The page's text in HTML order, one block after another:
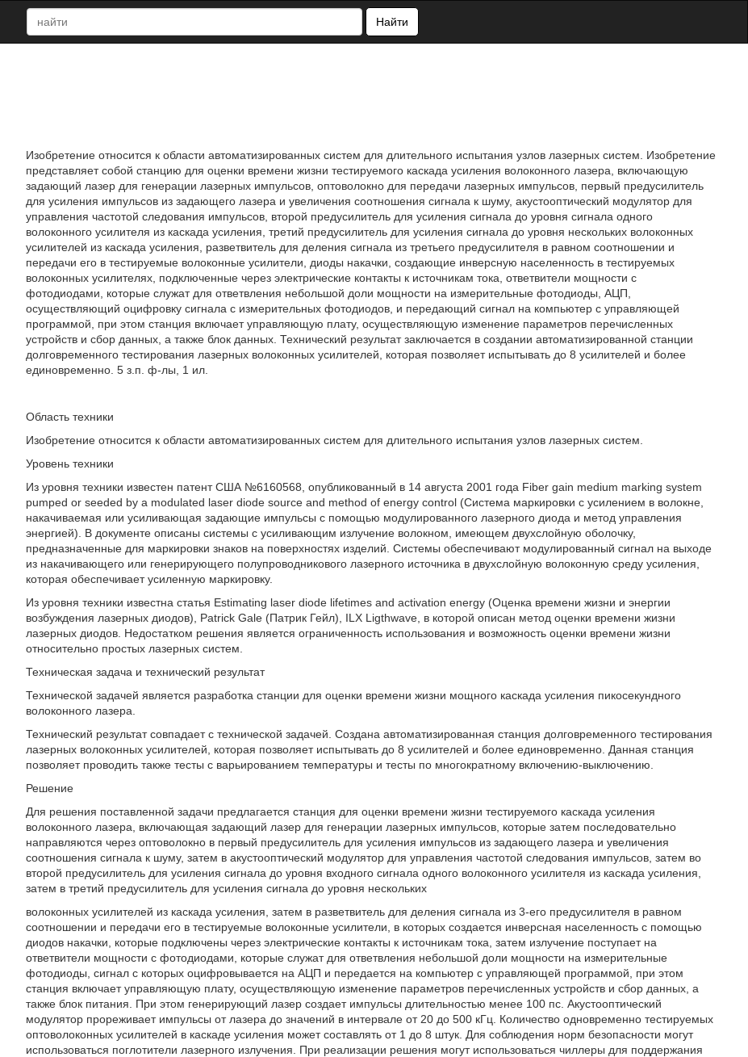
Найти
Изобретение относится к области автоматизированных систем для длительного испытания узлов лазерных систем. Изобретение
представляет собой станцию для оценки времени жизни тестируемого каскада усиления волоконного лазера, включающую
задающий лазер для генерации лазерных импульсов, оптоволокно для передачи лазерных импульсов, первый предусилитель
для усиления импульсов из задающего лазера и увеличения соотношения сигнала к шуму, акустооптический модулятор для
управления частотой следования импульсов, второй предусилитель для усиления сигнала до уровня сигнала одного
волоконного усилителя из каскада усиления, третий предусилитель для усиления сигнала до уровня нескольких волоконных
усилителей из каскада усиления, разветвитель для деления сигнала из третьего предусилителя в равном соотношении и
передачи его в тестируемые волоконные усилители, диоды накачки, создающие инверсную населенность в тестируемых
волоконных усилителях, подключенные через электрические контакты к источникам тока, ответвители мощности с
фотодиодами, которые служат для ответвления небольшой доли мощности на измерительные фотодиоды, АЦП,
осуществляющий оцифровку сигнала с измерительных фотодиодов, и передающий сигнал на компьютер с управляющей
программой, при этом станция включает управляющую плату, осуществляющую изменение параметров перечисленных
устройств и сбор данных, а также блок данных. Технический результат заключается в создании автоматизированной станции
долговременного тестирования лазерных волоконных усилителей, которая позволяет испытывать до 8 усилителей и более
единовременно. 5 з.п. ф-лы, 1 ил.
Область техники
Изобретение относится к области автоматизированных систем для длительного испытания узлов лазерных систем.
Уровень техники
Из уровня техники известен патент США №6160568, опубликованный в 14 августа 2001 года Fiber gain medium marking system
pumped or seeded by a modulated laser diode source and method of energy control (Система маркировки с усилением в волокне,
накачиваемая или усиливающая задающие импульсы с помощью модулированного лазерного диода и метод управления
энергией). В документе описаны системы с усиливающим излучение волокном, имеющем двухслойную оболочку,
предназначенные для маркировки знаков на поверхностях изделий. Системы обеспечивают модулированный сигнал на выходе
из накачивающего или генерирующего полупроводникового лазерного источника в двухслойную волоконную среду усиления,
которая обеспечивает усиленную маркировку.
Из уровня техники известна статья Estimating laser diode lifetimes and activation energy (Оценка времени жизни и энергии
возбуждения лазерных диодов), Patrick Gale (Патрик Гейл), ILX Ligthwave, в которой описан метод оценки времени жизни
лазерных диодов. Недостатком решения является ограниченность использования и возможность оценки времени жизни
относительно простых лазерных систем.
Техническая задача и технический результат
Технической задачей является разработка станции для оценки времени жизни мощного каскада усиления пикосекундного
волоконного лазера.
Технический результат совпадает с технической задачей. Создана автоматизированная станция долговременного тестирования
лазерных волоконных усилителей, которая позволяет испытывать до 8 усилителей и более единовременно. Данная станция
позволяет проводить также тесты с варьированием температуры и тесты по многократному включению-выключению.
Решение
Для решения поставленной задачи предлагается станция для оценки времени жизни тестируемого каскада усиления
волоконного лазера, включающая задающий лазер для генерации лазерных импульсов, которые затем последовательно
направляются через оптоволокно в первый предусилитель для усиления импульсов из задающего лазера и увеличения
соотношения сигнала к шуму, затем в акустооптический модулятор для управления частотой следования импульсов, затем во
второй предусилитель для усиления сигнала до уровня входного сигнала одного волоконного усилителя из каскада усиления,
затем в третий предусилитель для усиления сигнала до уровня нескольких
волоконных усилителей из каскада усиления, затем в разветвитель для деления сигнала из 3-его предусилителя в равном
соотношении и передачи его в тестируемые волоконные усилители, в которых создается инверсная населенность с помощью
диодов накачки, которые подключены через электрические контакты к источникам тока, затем излучение поступает на
ответвители мощности с фотодиодами, которые служат для ответвления небольшой доли мощности на измерительные
фотодиоды, сигнал с которых оцифровывается на АЦП и передается на компьютер с управляющей программой, при этом
станция включает управляющую плату, осуществляющую изменение параметров перечисленных устройств и сбор данных, а
также блок питания. При этом генерирующий лазер создает импульсы длительностью менее 100 пс. Акустооптический
модулятор прореживает импульсы от лазера до значений в интервале от 20 до 500 кГц. Количество одновременно тестируемых
оптоволоконных усилителей в каскаде усиления может составлять от 1 до 8 штук. Для соблюдения норм безопасности могут
использоваться поглотители лазерного излучения. При реализации решения могут использоваться чиллеры для поддержания